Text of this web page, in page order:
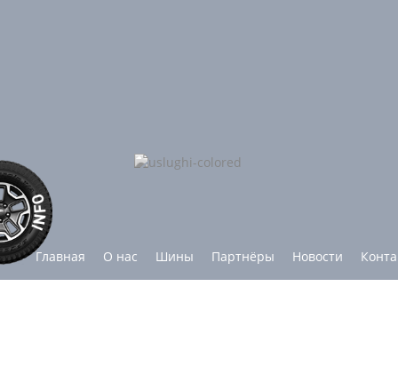
Главная О нас Шины Партнёры Новости